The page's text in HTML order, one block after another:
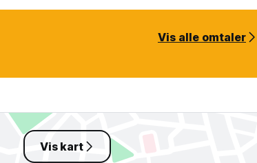
Vis alle omtaler
Vis kart